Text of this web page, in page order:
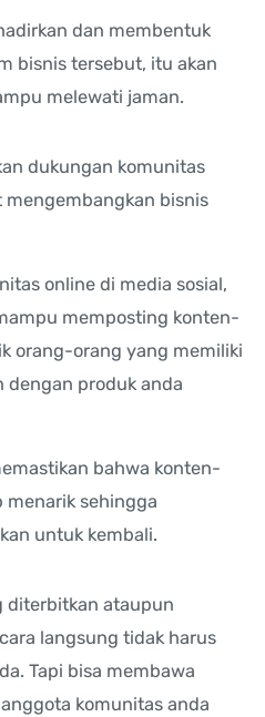
dan membentuk
bisnis tersebut, itu akan
melewati jaman.
dukungan komunitas
bisnis
online di media sosial,
memposting konten-
orang-orang yang memiliki
dengan produk anda
bahwa konten-
sehingga
untuk kembali.
diterbitkan ataupun
langsung tidak harus
Tapi bisa membawa
komunitas anda